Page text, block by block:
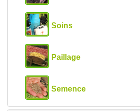
Soins
Paillage
Semence